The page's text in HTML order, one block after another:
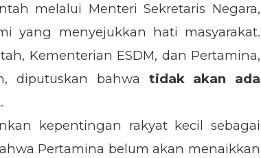
melalui Menteri Sekretaris Negara,
yang menyejukkan hati masyarakat.
Kementerian ESDM, dan Pertamina,
diputuskan bahwa tidak akan ada
kepentingan rakyat kecil sebagai
Pertamina belum akan menaikkan